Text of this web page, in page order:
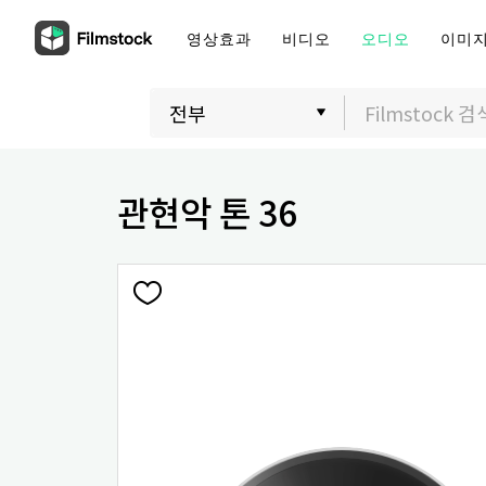
영상효과 비디오 오디오 이미
관현악 톤 36